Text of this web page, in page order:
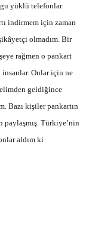
yüklü telefonlar
indirmem için zaman
olmadım. Bir
rağmen o pankart
insanlar. Onlar için ne
elimden geldiğince
Bazı kişiler pankartın
paylaşmış. Türkiye’nin
aldım ki